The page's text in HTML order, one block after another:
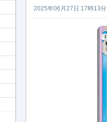
2025年06月27日 17時13分